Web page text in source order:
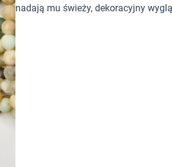
nadają mu świeży, dekoracyjny